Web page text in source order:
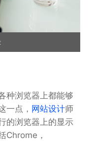
种浏览器上都能够
一点， 网站设计师
的浏览器上的显示
Chrome，